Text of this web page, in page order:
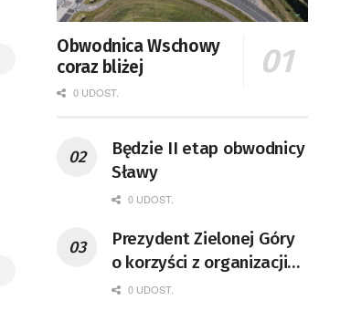
Obwodnica Wschowy
coraz bliżej
0 UDOST.
Będzie II etap obwodnicy
Sławy
0 UDOST.
Prezydent Zielonej Góry
o korzyści z organizacji
mety Tour de Pologne
0 UDOST.